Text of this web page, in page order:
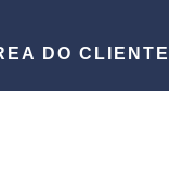
DO CLIENTE